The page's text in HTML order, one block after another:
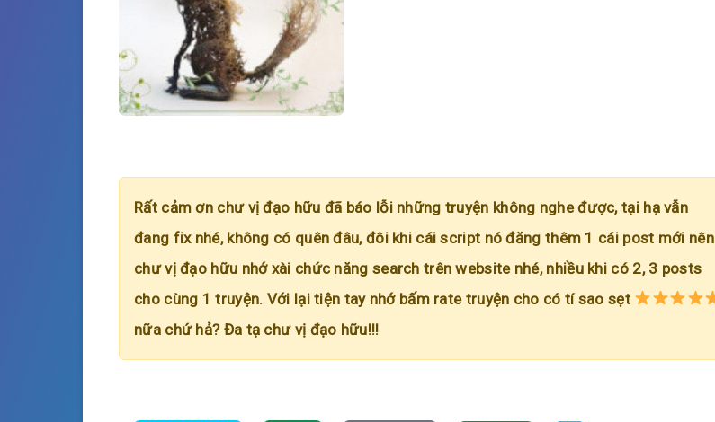
Rất cảm ơn chư vị đạo hữu đã báo lỗi những truyện không nghe được, tại hạ vẫn
đang fix nhé, không có quên đâu, đôi khi cái script nó đăng thêm 1 cái post mới nên
chư vị đạo hữu nhớ xài chức năng search trên website nhé, nhiều khi có 2, 3 posts
cho cùng 1 truyện. Với lại tiện tay nhớ bấm rate truyện cho có tí sao sẹt
nữa chứ hả? Đa tạ chư vị đạo hữu!!!